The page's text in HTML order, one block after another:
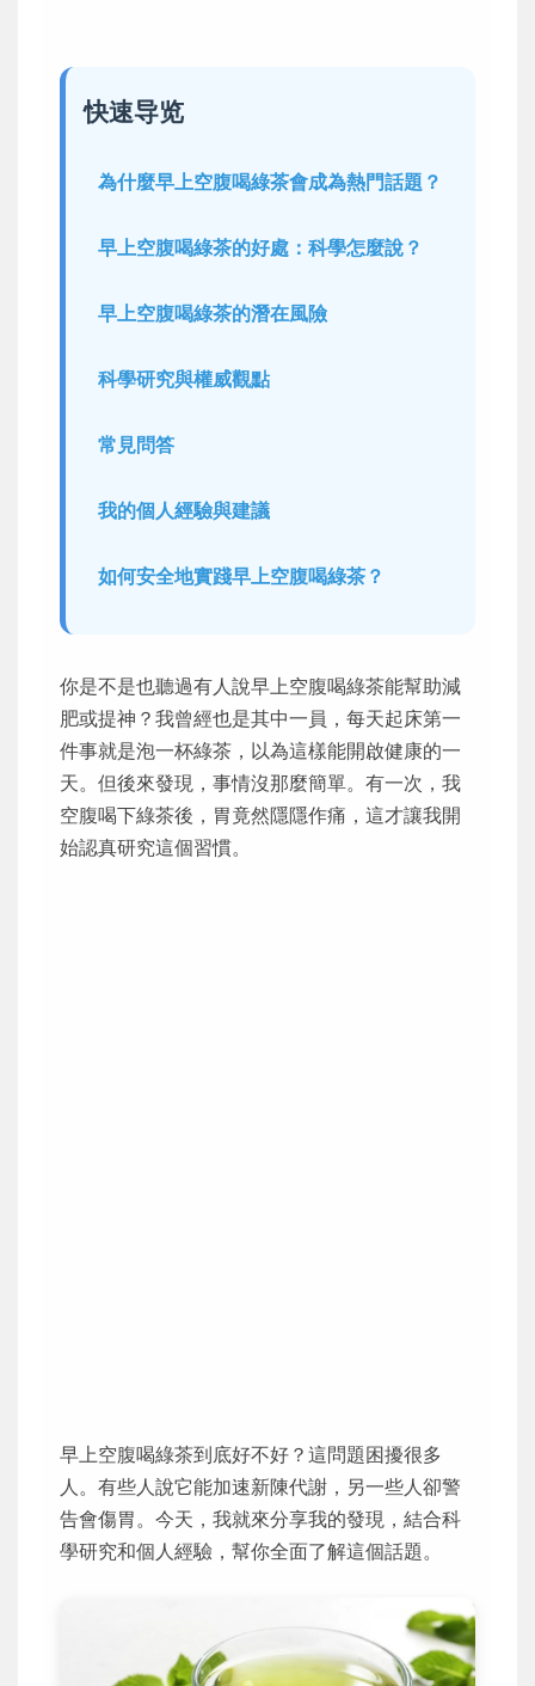
快速导览
為什麼早上空腹喝綠茶會成為熱門話題？
早上空腹喝綠茶的好處：科學怎麼說？
早上空腹喝綠茶的潛在風險
科學研究與權威觀點
常見問答
我的個人經驗與建議
如何安全地實踐早上空腹喝綠茶？
你是不是也聽過有人說早上空腹喝綠茶能幫助減
肥或提神？我曾經也是其中一員，每天起床第一
件事就是泡一杯綠茶，以為這樣能開啟健康的一
天。但後來發現，事情沒那麼簡單。有一次，我
空腹喝下綠茶後，胃竟然隱隱作痛，這才讓我開
始認真研究這個習慣。
早上空腹喝綠茶到底好不好？這問題困擾很多
人。有些人說它能加速新陳代謝，另一些人卻警
告會傷胃。今天，我就來分享我的發現，結合科
學研究和個人經驗，幫你全面了解這個話題。